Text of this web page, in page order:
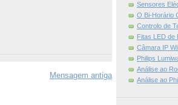
Mensagem antiga
Sensores
O Bi-Horário
Controlo de
Fitas LED de
Câmara IP
Philips
Análise ao
Análise ao